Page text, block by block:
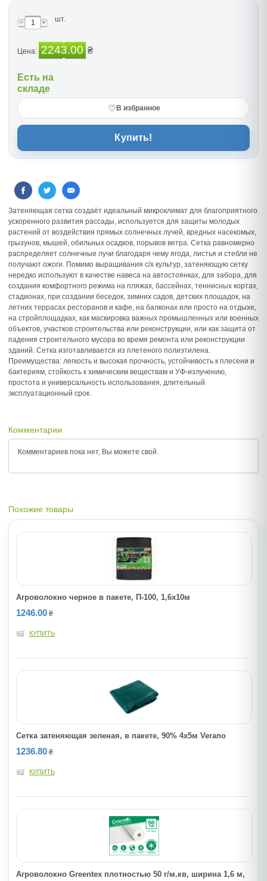
шт.
Цена: 2243.00 ₴
Есть на
складе
♡ В избранное
Купить!
Затеняющая сетка создаёт идеальный микроклимат для благоприятного
ускоренного развития рассады, используется для защиты молодых
растений от воздействия прямых солнечных лучей, вредных насекомых,
грызунов, мышей, обильных осадков, порывов ветра. Сетка равномерно
распределяет солнечные лучи благодаря чему ягода, листья и стебли не
получают ожоги. Помимо выращивания с/х культур, затеняющую сетку
нередко используют в качестве навеса на автостоянках, для забора, для
создания комфортного режима на пляжах, бассейнах, теннисных кортах,
стадионах, при создании беседок, зимних садов, детских площадок, на
летних террасах ресторанов и кафе, на балконах или просто на отдыхе,
на стройплощадках, как маскировка важных промышленных или военных
объектов, участков строительства или реконструкции, или как защита от
падения строительного мусора во время ремонта или реконструкции
зданий. Сетка изготавливается из плетеного полиэтилена.
Преимущества: легкость и высокая прочность, устойчивость к плесени и
бактериям, стойкость к химическим веществам и УФ-излучению,
простота и универсальность использования, длительный
эксплуатационный срок.
Комментарии
Комментариев пока нет, Вы можете свой.
Похожие товары
Агроволокно черное в пакете, П-100, 1,6х10м
1246.00 ₴
КУПИТЬ
Сетка затеняющая зеленая, в пакете, 90% 4х5м Verano
1236.80 ₴
КУПИТЬ
Агроволокно Greentex плотностью 50 г/м.кв, ширина 1,6 м,